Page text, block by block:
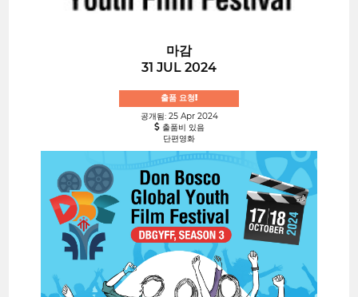
마감
31 JUL 2024
출품 요청!
공개됨: 25 Apr 2024
출품비 있음
단편영화